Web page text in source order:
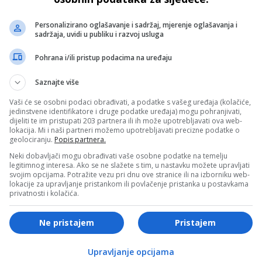
na nivou koji „nikada ranije nije viđen“. Posebno
bude zaustavljen, SAD uzvratiti „dvadeset puta jače“
iransku vojnu infrastrukturu.
kroz koji svakodnevno prolazi petina ukupne
da Iran posjeduje još stotine brodova sposobnih za
blokade plovnih puteva.
- OGLAS -
broda, predstavljaju dugotrajnu opasnost koja može
za komercijalne i vojne brodove širom svijeta.
Personalizirano oglašavanje i sadržaj, mjerenje oglašavanja i
sadržaja, uvidi u publiku i razvoj usluga
Pohrana i/ili pristup podacima na uređaju
Saznajte više
Vaši će se osobni podaci obrađivati, a podatke s vašeg uređaja (kolačiće,
jedinstvene identifikatore i druge podatke uređaja) mogu pohranjivati,
dijeliti te im pristupati 203 partnera ili ih može upotrebljavati ova web-
lokacija. Mi i naši partneri možemo upotrebljavati precizne podatke o
geolociranju. Popis partnera.
Neki dobavljači mogu obrađivati vaše osobne podatke na temelju
legitimnog interesa. Ako se ne slažete s tim, u nastavku možete upravljati
svojim opcijama. Potražite vezu pri dnu ove stranice ili na izborniku web-
lokacije za upravljanje pristankom ili povlačenje pristanka u postavkama
privatnosti i kolačića.
Pristajem
Ne pristajem
Upravljanje opcijama